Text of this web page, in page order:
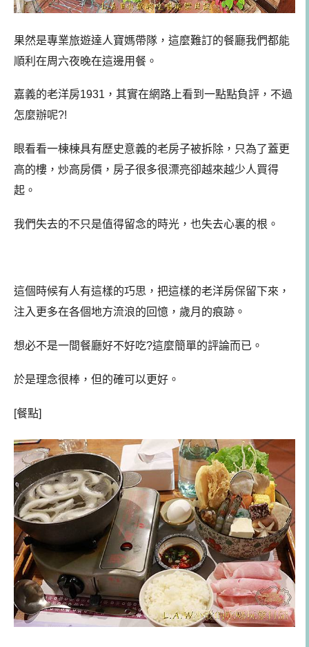
果然是專業旅遊達人寶媽帶隊，這麼難訂的餐廳我們都能
順利在周六夜晚在這邊用餐。
嘉義的老洋房1931，其實在網路上看到一點點負評，不過
怎麼辦呢?!
眼看看一棟棟具有歷史意義的老房子被拆除，只為了蓋更
高的樓，炒高房價，房子很多很漂亮卻越來越少人買得
起。
我們失去的不只是值得留念的時光，也失去心裏的根。
這個時候有人有這樣的巧思，把這樣的老洋房保留下來，
注入更多在各個地方流浪的回憶，歲月的痕跡。
想必不是一間餐廳好不好吃?這麼簡單的評論而已。
於是理念很棒，但的確可以更好。
[餐點]